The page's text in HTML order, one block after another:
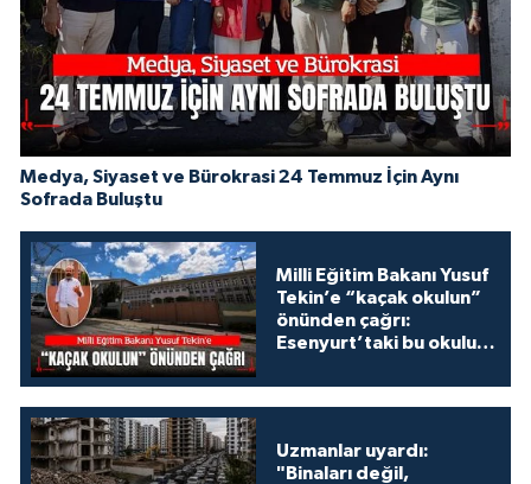
Medya, Siyaset ve Bürokrasi 24 Temmuz İçin Aynı
Sofrada Buluştu
Milli Eğitim Bakanı Yusuf
Tekin’e “kaçak okulun”
önünden çağrı:
Esenyurt’taki bu okulu
Uzmanlar uyardı:
"Binaları değil,